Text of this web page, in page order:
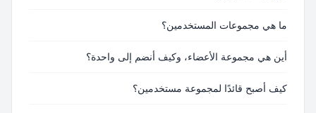
ما هي مجموعات المستخدمين؟
أين هي مجموعة الأعضاء، وكيف أنضم إلى واحدة؟
كيف أصبح قائدًا لمجموعة مستخدمين؟